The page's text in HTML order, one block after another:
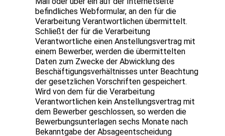
befindliches Webformular, an den für die
Verarbeitung Verantwortlichen übermittelt.
Schließt der für die Verarbeitung
Verantwortliche einen Anstellungsvertrag mit
einem Bewerber, werden die übermittelten
Daten zum Zwecke der Abwicklung des
Beschäftigungsverhältnisses unter Beachtung
der gesetzlichen Vorschriften gespeichert.
Wird von dem für die Verarbeitung
Verantwortlichen kein Anstellungsvertrag mit
dem Bewerber geschlossen, so werden die
Bewerbungsunterlagen sechs Monate nach
Bekanntgabe der Absageentscheidung